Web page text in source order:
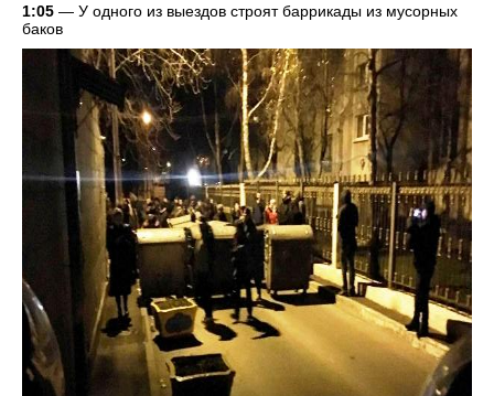
1:05 — У одного из выездов строят баррикады из мусорных
баков